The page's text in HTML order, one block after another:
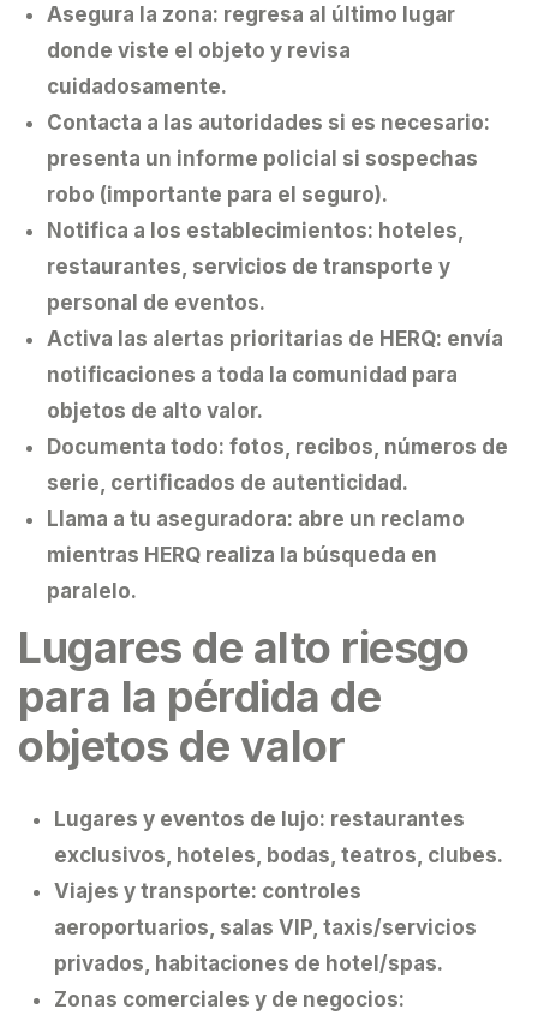
Asegura la zona: regresa al último lugar
donde viste el objeto y revisa
cuidadosamente.
Contacta a las autoridades si es necesario:
presenta un informe policial si sospechas
robo (importante para el seguro).
Notifica a los establecimientos: hoteles,
restaurantes, servicios de transporte y
personal de eventos.
Activa las alertas prioritarias de HERQ: envía
notificaciones a toda la comunidad para
objetos de alto valor.
Documenta todo: fotos, recibos, números de
serie, certificados de autenticidad.
Llama a tu aseguradora: abre un reclamo
mientras HERQ realiza la búsqueda en
paralelo.
Lugares de alto riesgo
para la pérdida de
objetos de valor
Lugares y eventos de lujo: restaurantes
exclusivos, hoteles, bodas, teatros, clubes.
Viajes y transporte: controles
aeroportuarios, salas VIP, taxis/servicios
privados, habitaciones de hotel/spas.
Zonas comerciales y de negocios: